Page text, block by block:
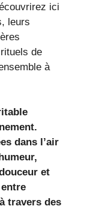
ici
leurs
de
à
dans l’air
et
travers des